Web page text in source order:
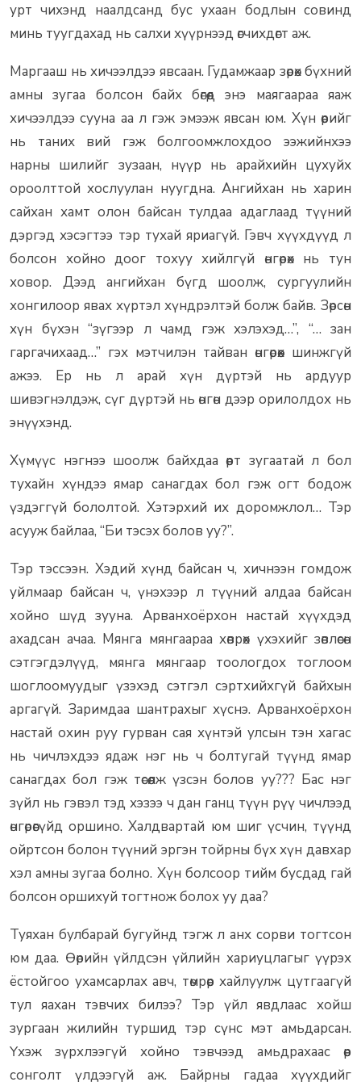
урт чихэнд наалдсанд бус ухаан бодлын совинд
минь туугдахад нь салхи хүүрнээд өгчихдөгт аж.
Маргааш нь хичээлдээ явсаан. Гудамжаар зөрөх бүхний
амны зугаа болсон байх бөгөөд энэ маягаараа яаж
хичээлдээ сууна аа л гэж эмээж явсан юм. Хүн өөрийг
нь таних вий гэж болгоомжлохдоо ээжийнхээ
нарны шилийг зузаан, нүүр нь арайхийн цухуйх
ороолттой хослуулан нуугдна. Ангийхан нь харин
сайхан хамт олон байсан тулдаа адаглаад түүний
дэргэд хэсэгтээ тэр тухай яриагүй. Гэвч хүүхдүүд л
болсон хойно доог тохуу хийлгүй өнгөрөх нь тун
ховор. Дээд ангийхан бүгд шоолж, сургуулийн
хонгилоор явах хүртэл хүндрэлтэй болж байв. Зөрсөн
хүн бүхэн “зүгээр л чамд гэж хэлэхэд…”, “… зан
гаргачихаад…” гэх мэтчилэн тайван өнгөрөөх шинжгүй
ажээ. Ер нь л арай хүн дүртэй нь ардуур
шивэгнэлдэж, сүг дүртэй нь өнгөн дээр орилолдох нь
энүүхэнд.
Хүмүүс нэгнээ шоолж байхдаа өөрт зугаатай л бол
тухайн хүндээ ямар санагдах бол гэж огт бодож
үздэггүй бололтой. Хэтэрхий их доромжлол… Тэр
асууж байлаа, “Би тэсэх болов уу?”.
Тэр тэссээн. Хэдий хүнд байсан ч, хичнээн гомдож
уйлмаар байсан ч, үнэхээр л түүний алдаа байсан
хойно шүд зууна. Арванхоёрхон настай хүүхдэд
ахадсан ачаа. Мянга мянгаараа хөврөх үхэхийг зөвлөсөн
сэтгэгдэлүүд, мянга мянгаар тоологдох тоглоом
шоглоомуудыг үзэхэд сэтгэл сэртхийхгүй байхын
аргагүй. Заримдаа шантрахыг хүснэ. Арванхоёрхон
настай охин руу гурван сая хүнтэй улсын тэн хагас
нь чичлэхдээ ядаж нэг нь ч болтугай түүнд ямар
санагдах бол гэж төсөөлж үзсэн болов уу??? Бас нэг
зүйл нь гэвэл тэд хэзээ ч дан ганц түүн рүү чичлээд
өнгөрөөгүйд оршино. Халдвартай юм шиг үсчин, түүнд
ойртсон болон түүний эргэн тойрны бүх хүн давхар
хэл амны зугаа болно. Хүн болсоор тийм бусдад гай
болсон оршихуй тогтнож болох уу даа?
Туяхан булбарай бугуйнд тэгж л анх сорви тогтсон
юм даа. Өөрийн үйлдсэн үйлийн хариуцлагыг үүрэх
ёстойгоо ухамсарлах авч, төмрөөр хайлуулж цутгаагүй
тул яахан тэвчих билээ? Тэр үйл явдлаас хойш
зургаан жилийн туршид тэр сүнс мэт амьдарсан.
Үхэж зүрхлээгүй хойно тэвчээд амьдрахаас өөр
сонголт үлдээгүй аж. Байрны гадаа хүүхдийг